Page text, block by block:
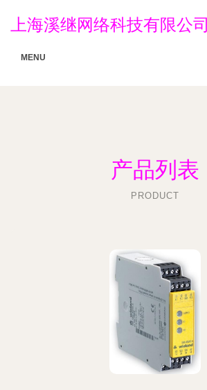
上海溪继网络科技有限公司
MENU
产品列表
PRODUCT